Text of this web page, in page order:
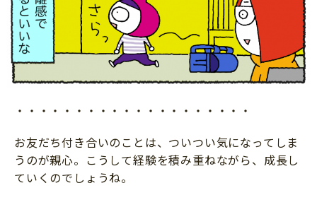
・・・・・・・・・・・・・・・・・・・・
お友だち付き合いのことは、ついつい気になってしま
うのが親心。こうして経験を積み重ねながら、成長し
ていくのでしょうね。